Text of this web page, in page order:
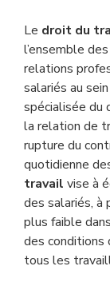
Le droit du
l’ensemble
relations
salariés au
spécialisée du
la relation de
rupture du
quotidienne
travail vise à
des salariés, à
plus faible
des conditions
tous les